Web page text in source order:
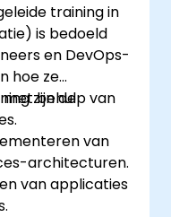
training in
is bedoeld
en DevOps-
hoe ze
behulp van
zijn de
van
architecturen.
van applicaties